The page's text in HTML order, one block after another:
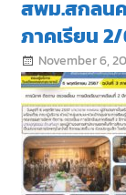
สพม.สกลน
ภาคเรียน
November 6,